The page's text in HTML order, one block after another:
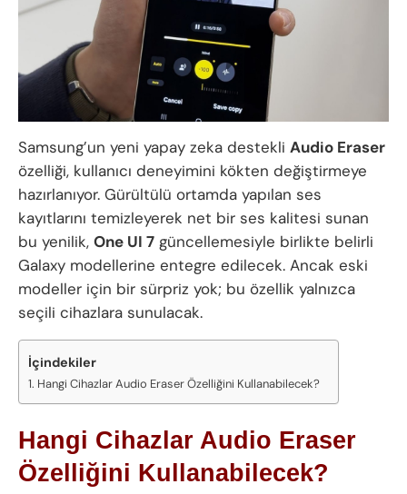
Samsung’un yeni yapay zeka destekli Audio Eraser
özelliği, kullanıcı deneyimini kökten değiştirmeye
hazırlanıyor. Gürültülü ortamda yapılan ses
kayıtlarını temizleyerek net bir ses kalitesi sunan
bu yenilik, One UI 7 güncellemesiyle birlikte belirli
Galaxy modellerine entegre edilecek. Ancak eski
modeller için bir sürpriz yok; bu özellik yalnızca
seçili cihazlara sunulacak.
İçindekiler
Hangi Cihazlar Audio Eraser Özelliğini Kullanabilecek?
Hangi Cihazlar Audio Eraser
Özelliğini Kullanabilecek?